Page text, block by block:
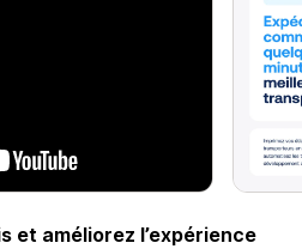
et améliorez l’expérience